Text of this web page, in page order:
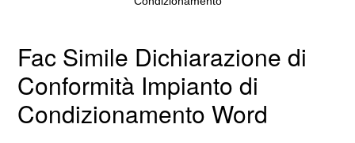
Fac Simile Dichiarazione di
Conformità Impianto di
Condizionamento Word